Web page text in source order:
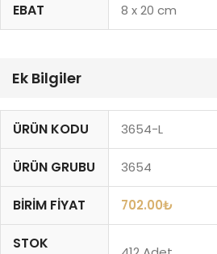
EBAT 8 x 20 cm
Ek Bilgiler
ÜRÜN KODU 3654-L
ÜRÜN GRUBU 3654
BIRIM FIYAT 702.00₺
STOK